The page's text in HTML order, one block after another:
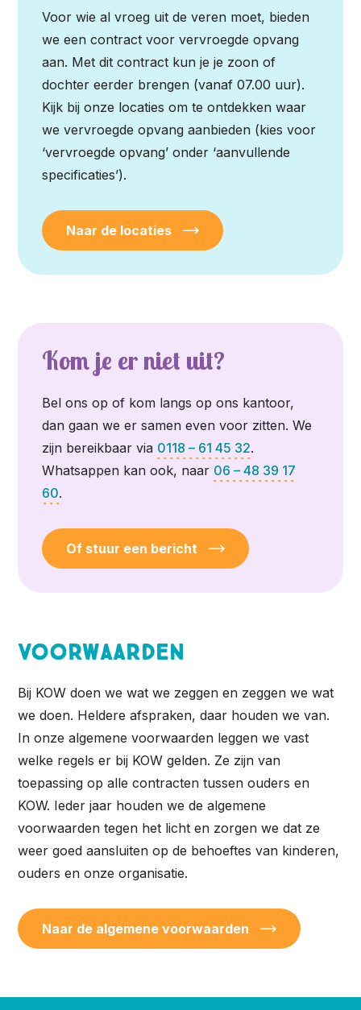
Voor wie al vroeg uit de veren moet, bieden
we een contract voor vervroegde opvang
aan. Met dit contract kun je je zoon of
dochter eerder brengen (vanaf 07.00 uur).
Kijk bij onze locaties om te ontdekken waar
we vervroegde opvang aanbieden (kies voor
‘vervroegde opvang’ onder ‘aanvullende
specificaties’).
Naar de locaties
Kom je er niet uit?
Bel ons op of kom langs op ons kantoor,
dan gaan we er samen even voor zitten. We
zijn bereikbaar via 0118 – 61 45 32.
Whatsappen kan ook, naar 06 – 48 39 17
60.
Of stuur een bericht
Voorwaarden
Bij KOW doen we wat we zeggen en zeggen we wat
we doen. Heldere afspraken, daar houden we van.
In onze algemene voorwaarden leggen we vast
welke regels er bij KOW gelden. Ze zijn van
toepassing op alle contracten tussen ouders en
KOW. Ieder jaar houden we de algemene
voorwaarden tegen het licht en zorgen we dat ze
weer goed aansluiten op de behoeftes van kinderen,
ouders en onze organisatie.
Naar de algemene voorwaarden